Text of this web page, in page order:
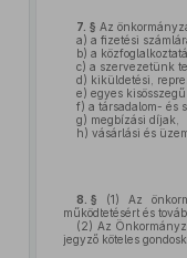
7. § Az
a) a fizetési
b) a
c) a szervezetünk
d) kiküldetési,
e) egyes
f) a társadalom- és
g) megbízási díjak,
h) vásárlási és
8. § (1) Az
működtetésért és
(2) Az
jegyző köteles